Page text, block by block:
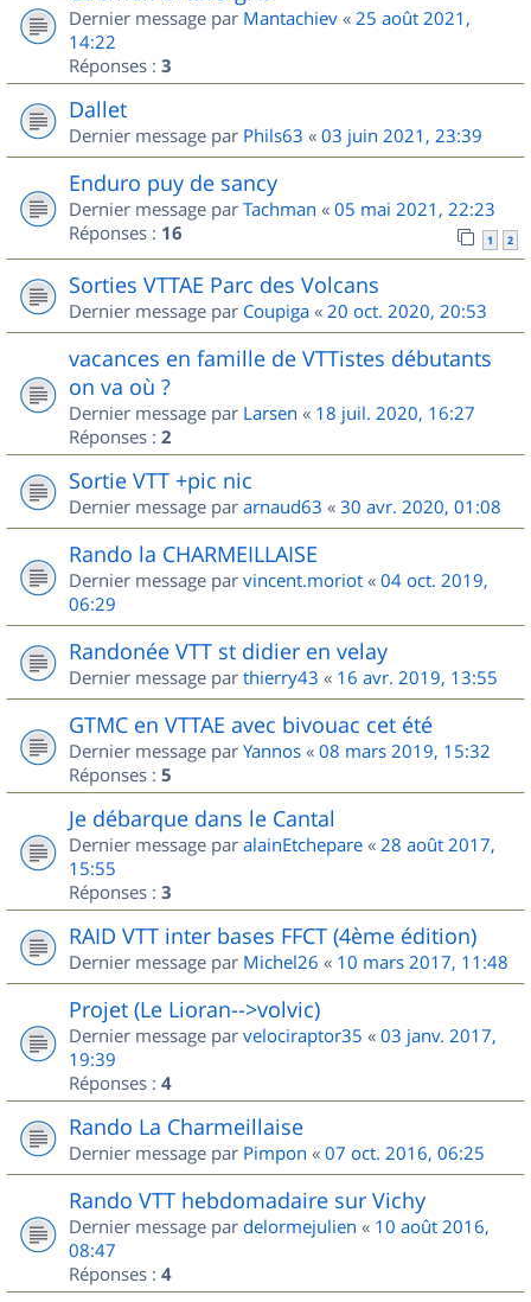
Dernier message par Mantachiev « 25 août 2021,
14:22
Réponses : 3
Dallet
Dernier message par Phils63 « 03 juin 2021, 23:39
Enduro puy de sancy
Dernier message par Tachman « 05 mai 2021, 22:23
Réponses : 16 1 2
Sorties VTTAE Parc des Volcans
Dernier message par Coupiga « 20 oct. 2020, 20:53
vacances en famille de VTTistes débutants
on va où ?
Dernier message par Larsen « 18 juil. 2020, 16:27
Réponses : 2
Sortie VTT +pic nic
Dernier message par arnaud63 « 30 avr. 2020, 01:08
Rando la CHARMEILLAISE
Dernier message par vincent.moriot « 04 oct. 2019,
06:29
Randonée VTT st didier en velay
Dernier message par thierry43 « 16 avr. 2019, 13:55
GTMC en VTTAE avec bivouac cet été
Dernier message par Yannos « 08 mars 2019, 15:32
Réponses : 5
Je débarque dans le Cantal
Dernier message par alainEtchepare « 28 août 2017,
15:55
Réponses : 3
RAID VTT inter bases FFCT (4ème édition)
Dernier message par Michel26 « 10 mars 2017, 11:48
Projet (Le Lioran-->volvic)
Dernier message par velociraptor35 « 03 janv. 2017,
19:39
Réponses : 4
Rando La Charmeillaise
Dernier message par Pimpon « 07 oct. 2016, 06:25
Rando VTT hebdomadaire sur Vichy
Dernier message par delormejulien « 10 août 2016,
08:47
Réponses : 4